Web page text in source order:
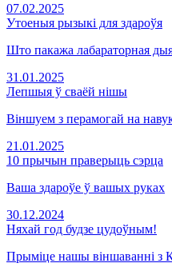
07.02.2025
Утоеныя рызыкі для здароўя
Што пакажа лабараторная
31.01.2025
Лепшыя ў сваёй нішы
Віншуем з перамогай на
21.01.2025
10 прычын праверыць сэрца
Ваша здароўе ў вашых руках
30.12.2024
Няхай год будзе цудоўным!
Прыміце нашы віншаванні з